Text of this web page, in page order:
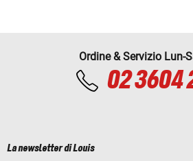
Ordine & Servizio Lun-
02 3604
La newsletter di Louis